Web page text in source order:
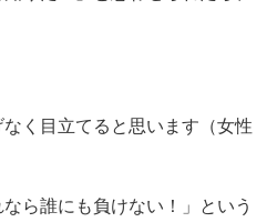
なく目立てると思います（女性
ら誰にも負けない！」という